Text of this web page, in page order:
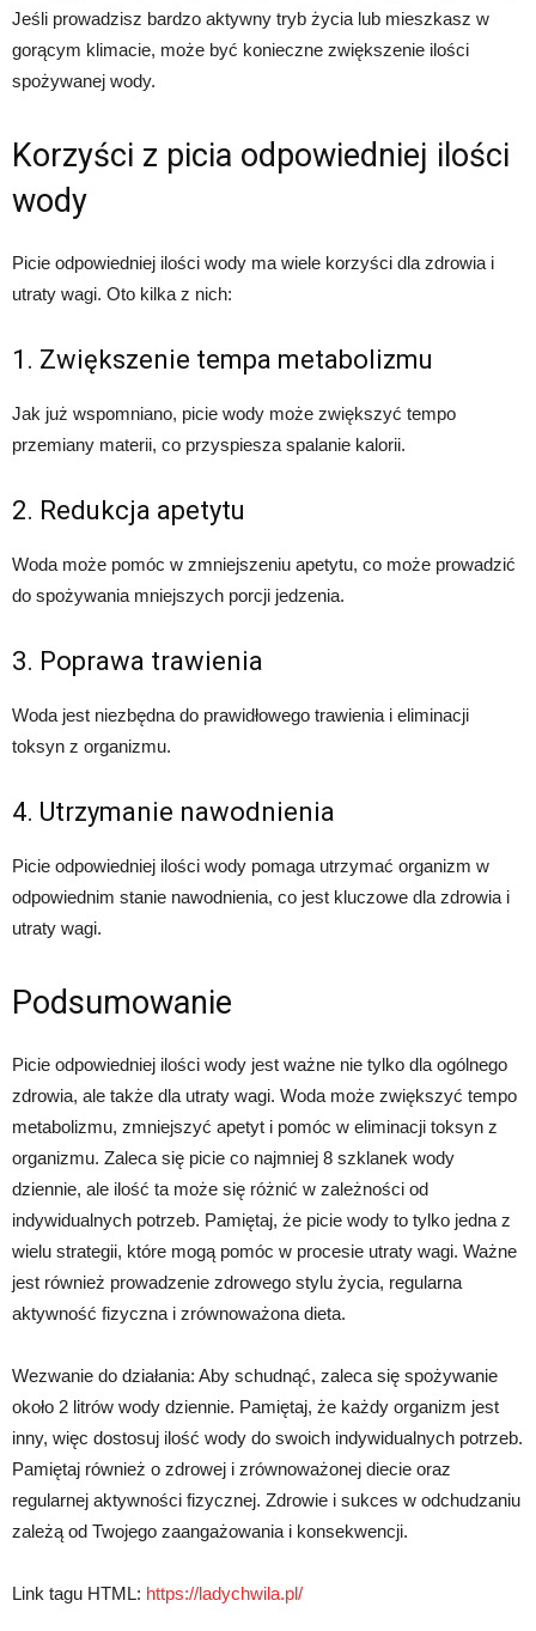
Jeśli prowadzisz bardzo aktywny tryb życia lub mieszkasz w
gorącym klimacie, może być konieczne zwiększenie ilości
spożywanej wody.
Korzyści z picia odpowiedniej ilości
wody
Picie odpowiedniej ilości wody ma wiele korzyści dla zdrowia i
utraty wagi. Oto kilka z nich:
1. Zwiększenie tempa metabolizmu
Jak już wspomniano, picie wody może zwiększyć tempo
przemiany materii, co przyspiesza spalanie kalorii.
2. Redukcja apetytu
Woda może pomóc w zmniejszeniu apetytu, co może prowadzić
do spożywania mniejszych porcji jedzenia.
3. Poprawa trawienia
Woda jest niezbędna do prawidłowego trawienia i eliminacji
toksyn z organizmu.
4. Utrzymanie nawodnienia
Picie odpowiedniej ilości wody pomaga utrzymać organizm w
odpowiednim stanie nawodnienia, co jest kluczowe dla zdrowia i
utraty wagi.
Podsumowanie
Picie odpowiedniej ilości wody jest ważne nie tylko dla ogólnego
zdrowia, ale także dla utraty wagi. Woda może zwiększyć tempo
metabolizmu, zmniejszyć apetyt i pomóc w eliminacji toksyn z
organizmu. Zaleca się picie co najmniej 8 szklanek wody
dziennie, ale ilość ta może się różnić w zależności od
indywidualnych potrzeb. Pamiętaj, że picie wody to tylko jedna z
wielu strategii, które mogą pomóc w procesie utraty wagi. Ważne
jest również prowadzenie zdrowego stylu życia, regularna
aktywność fizyczna i zrównoważona dieta.
Wezwanie do działania: Aby schudnąć, zaleca się spożywanie
około 2 litrów wody dziennie. Pamiętaj, że każdy organizm jest
inny, więc dostosuj ilość wody do swoich indywidualnych potrzeb.
Pamiętaj również o zdrowej i zrównoważonej diecie oraz
regularnej aktywności fizycznej. Zdrowie i sukces w odchudzaniu
zależą od Twojego zaangażowania i konsekwencji.
Link tagu HTML: https://ladychwila.pl/